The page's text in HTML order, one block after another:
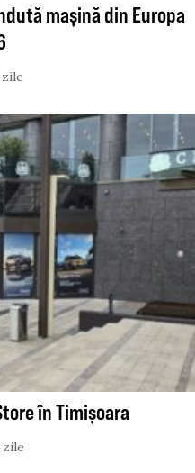
mașină din Europa
zile
în Timișoara
zile